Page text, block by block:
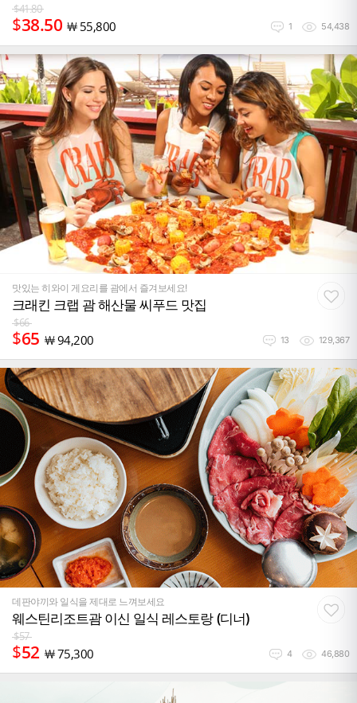
$41.80
$38.50 ￦ 55,800 1 54,438
맛있는 히와이 게요리를 괌에서 즐겨보세요!
크래킨 크랩 괌 해산물 씨푸드 맛집
$66
$65 ￦94,200 13 129,367
데판야끼와 일식을 제대로 느껴보세요
웨스틴리조트괌 이신 일식 레스토랑 (디너)
$57
$52 ￦75,300 4 46,880